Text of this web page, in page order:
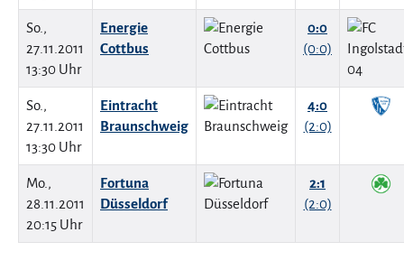
So.,
27.11.2011
13:30 Uhr
Energie
Cottbus
0:0
(0:0)
So.,
27.11.2011
13:30 Uhr
Eintracht
Braunschweig
4:0
(2:0)
Mo.,
28.11.2011
20:15 Uhr
Fortuna
Düsseldorf
2:1
(2:0)